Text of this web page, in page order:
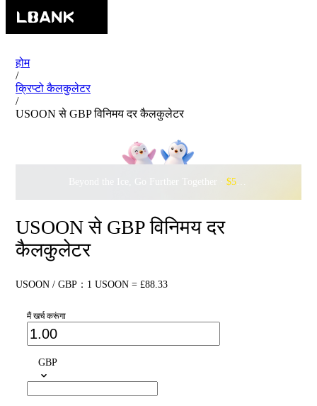
होम
/
क्रिप्टो कैलकुलेटर
/
USOON से GBP विनिमय दर कैलकुलेटर
Beyond the Ice, Go Further Together · $500,000
USOON से GBP विनिमय दर
कैलकुलेटर
USOON / GBP：1 USOON = £88.33
मैं खर्च करूंगा
GBP